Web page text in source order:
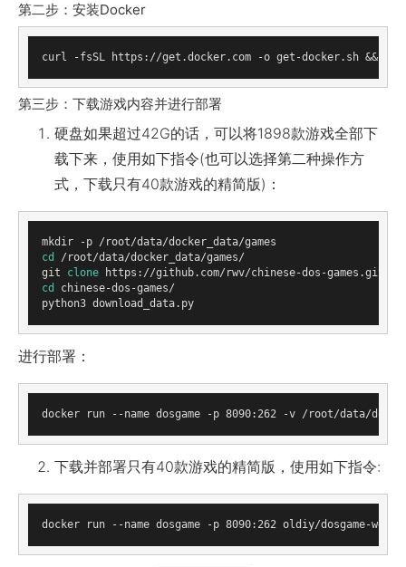
第二步：安装Docker
第三步：下载游戏内容并进行部署
硬盘如果超过42G的话，可以将1898款游戏全部下
载下来，使用如下指令(也可以选择第二种操作方
式，下载只有40款游戏的精简版)：
cd
/root/data/docker_data/games/
git
clone
cd
chinese-dos-games/
python3 download_data.py
进行部署：
下载并部署只有40款游戏的精简版，使用如下指令: